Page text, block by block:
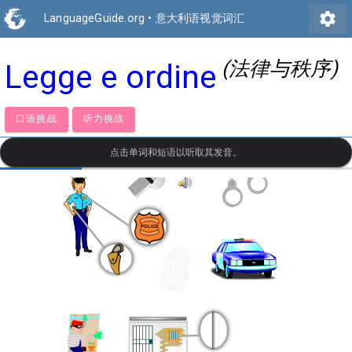
LanguageGuide.org • 意大利语视觉词汇 settings
Legge e ordine (法律与秩序)
口语挑战 听力挑战
点击单词和短语以听取其发音。